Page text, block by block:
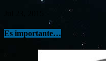
Es importante…